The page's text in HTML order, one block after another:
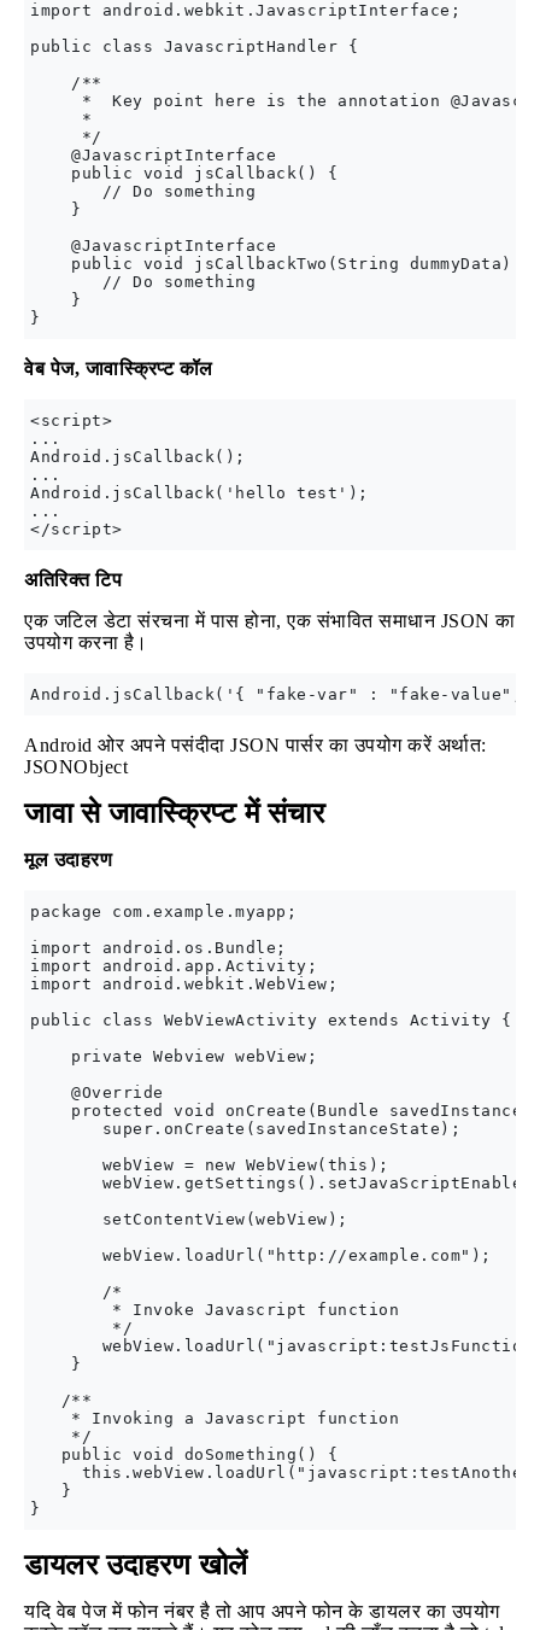
import android.webkit.JavascriptInterface;
public class JavascriptHandler {
    /**
*  Key point here is the annotation
     *
     */
    @JavascriptInterface
    public void jsCallback() {
       // Do something
    }
    @JavascriptInterface
    public void jsCallbackTwo(String dummyData) {
       // Do something
    }
वेब पेज, जावास्क्रिप्ट कॉल
<script>
...
Android.jsCallback();
...
Android.jsCallback('hello test');
...
अतिरिक्त टिप
एक जटिल डेटा संरचना में पास होना, एक संभावित समाधान JSON का
उपयोग करना है।
Android ओर अपने पसंदीदा JSON पार्सर का उपयोग करें अर्थात:
JSONObject
जावा से जावास्क्रिप्ट में संचार
मूल उदाहरण
package com.example.myapp;
import android.os.Bundle;
import android.app.Activity;
import android.webkit.WebView;
public class WebViewActivity extends Activity {
    private Webview webView;
    @Override
protected void onCreate(Bundle
       super.onCreate(savedInstanceState);
       webView = new WebView(this);
       setContentView(webView);
       webView.loadUrl("http://example.com");
       /*
        * Invoke Javascript function
        */
    }
   /**
    * Invoking a Javascript function
    */
   public void doSomething() {
   }
डायलर उदाहरण खोलें
यदि वेब पेज में फोन नंबर है तो आप अपने फोन के डायलर का उपयोग